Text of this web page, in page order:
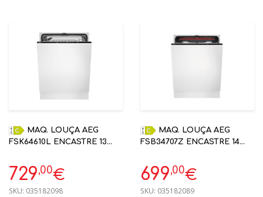
FSK64610L ENCASTRE 13
729,00€
SKU: 035182098
FSB34707Z ENCASTRE 14
699,00€
SKU: 035182089